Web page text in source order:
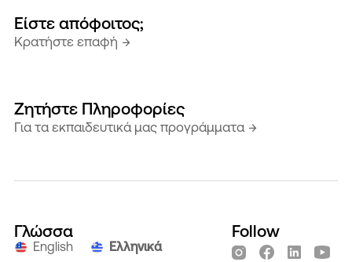
Είστε απόφοιτος;
Κρατήστε επαφή
Zητήστε Πληροφορίες
Για τα εκπαιδευτικά μας προγράμματα
Γλώσσα
English Ελληνικά
Follow